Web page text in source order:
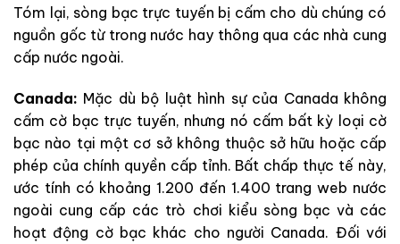
Tóm lại, sòng bạc trực tuyến bị cấm cho dù chúng có
nguồn gốc từ trong nước hay thông qua các nhà cung
cấp nước ngoài.
Canada: Mặc dù bộ luật hình sự của Canada không
cấm cờ bạc trực tuyến, nhưng nó cấm bất kỳ loại cờ
bạc nào tại một cơ sở không thuộc sở hữu hoặc cấp
phép của chính quyền cấp tỉnh. Bất chấp thực tế này,
ước tính có khoảng 1.200 đến 1.400 trang web nước
ngoài cung cấp các trò chơi kiểu sòng bạc và các
hoạt động cờ bạc khác cho người Canada. Đối với